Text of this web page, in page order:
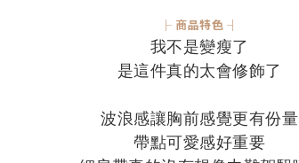
├ 商品特色 ┤
我不是變瘦了
是這件真的太會修飾了
波浪感讓胸前感覺更有份量
帶點可愛感好重要